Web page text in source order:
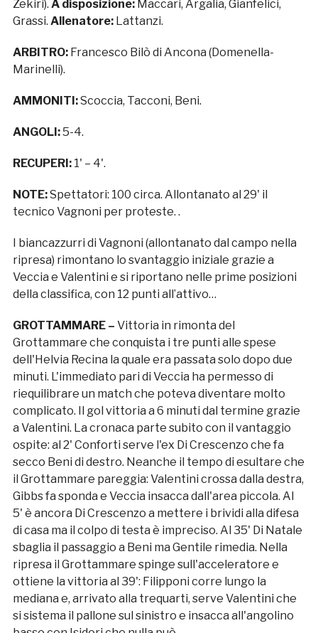
Zekiri). A disposizione:Maccari, Argalia, Gianfelici,
Grassi. Allenatore:Lattanzi.
ARBITRO:Francesco Bilò di Ancona (Domenella-
Marinelli).
AMMONITI:Scoccia, Tacconi, Beni.
ANGOLI:5-4.
RECUPERI: 1' – 4'.
NOTE:Spettatori: 100 circa. Allontanato al 29' il
tecnico Vagnoni per proteste. .
I biancazzurri di Vagnoni (allontanato dal campo nella
ripresa) rimontano lo svantaggio iniziale grazie a
Veccia e Valentini e si riportano nelle prime posizioni
della classifica, con 12 punti all’attivo…
GROTTAMMARE – Vittoria in rimonta del
Grottammare che conquista i tre punti alle spese
dell'Helvia Recina la quale era passata solo dopo due
minuti. L'immediato pari di Veccia ha permesso di
riequilibrare un match che poteva diventare molto
complicato. Il gol vittoria a 6 minuti dal termine grazie
a Valentini. La cronaca parte subito con il vantaggio
ospite: al 2' Conforti serve l'ex Di Crescenzo che fa
secco Beni di destro. Neanche il tempo di esultare che
il Grottammare pareggia: Valentini crossa dalla destra,
Gibbs fa sponda e Veccia insacca dall'area piccola. Al
5' è ancora Di Crescenzo a mettere i brividi alla difesa
di casa ma il colpo di testa è impreciso. Al 35' Di Natale
sbaglia il passaggio a Beni ma Gentile rimedia. Nella
ripresa il Grottammare spinge sull'acceleratore e
ottiene la vittoria al 39': Filipponi corre lungo la
mediana e, arrivato alla trequarti, serve Valentini che
si sistema il pallone sul sinistro e insacca all'angolino